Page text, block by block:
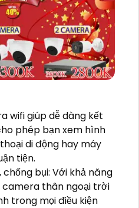
wifi giúp dễ dàng kết
phép bạn xem hình
di động hay máy
tiện.
bụi: Với khả năng
camera thân ngoại trời
trong mọi điều kiện